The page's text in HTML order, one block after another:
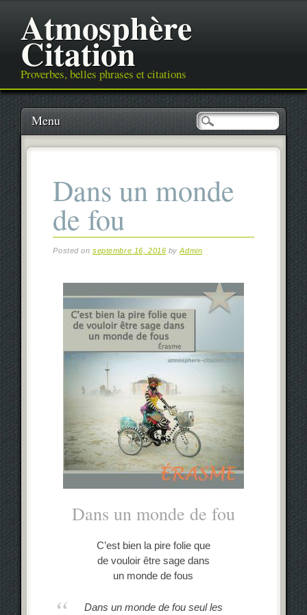
Atmosphère
Citation
Proverbes, belles phrases et citations
Main menu
Skip
content
Menu
Dans un monde
de fou
Posted onseptembre 16, 2016 byAdmin
Dans un monde de fou
C’est bien la pire folie que
de vouloir être sage dans
un monde de fous
Dans un monde de fou seul les